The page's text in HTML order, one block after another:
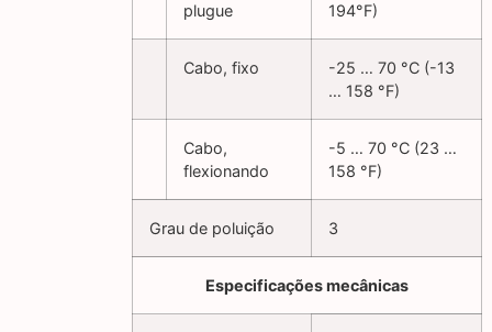
plugue
194°F)
Cabo, fixo
-25 … 70 °C (-13
… 158 °F)
Cabo,
flexionando
-5 … 70 °C (23 …
158 °F)
Grau de poluição 3
Especificações mecânicas